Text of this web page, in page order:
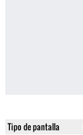
Tipo de pantalla